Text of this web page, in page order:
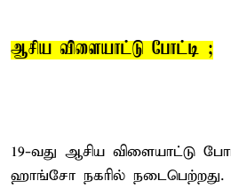
ஆசிய விளையாட்டு போட்டி ;
19-வது ஆசிய விளையாட்டு
ஹாங்சோ நகரில் நடைபெற்றது.